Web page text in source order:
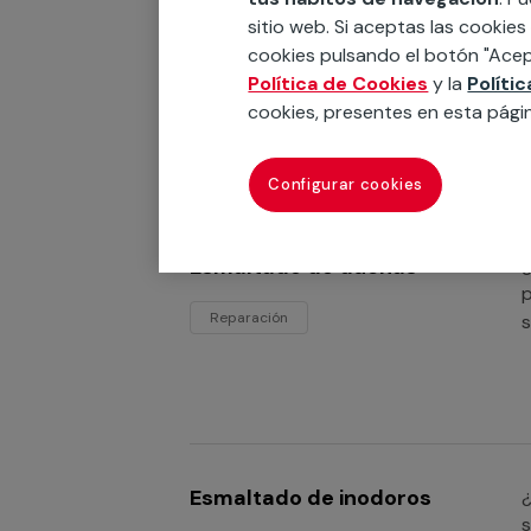
Esmaltado de bañeras
Reparación
Esmaltado de duchas
Reparación
Esmaltado de inodoros
sitio web. Si aceptas las
cookies pulsando el botón
Política de Cookies y la
cookies, presentes en esta
Configurar cookies